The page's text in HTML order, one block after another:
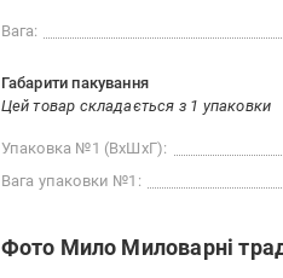
Вага:
Габарити пакування
Цей товар складається з 1 упаковки
Упаковка №1 (ВхШхГ):
Вага упаковки №1:
Фото Мило Миловарні